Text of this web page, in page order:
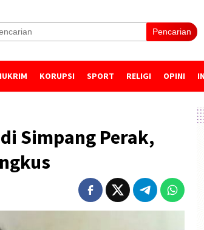
Pencarian
KORUPSI SPORT RELIGI OPINI
Simpang Perak,